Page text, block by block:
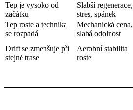
Tep je vysoko od
začátku
Slabší regenerace,
stres, spánek
Tep roste a technika
se rozpadá
Mechanická cena,
slabá odolnost
Drift se zmenšuje při
stejné trase
Aerobní stabilita
roste